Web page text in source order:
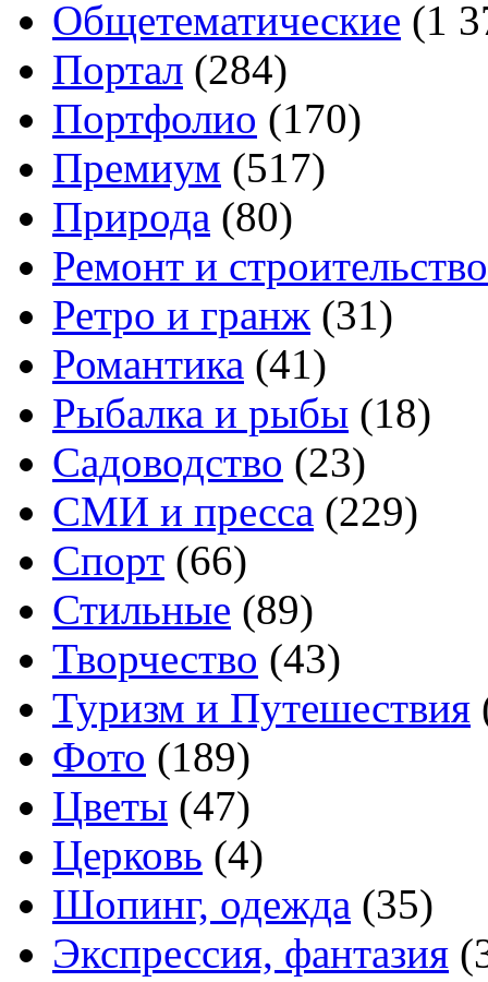
Общетематические (1
Портал (284)
Портфолио (170)
Премиум (517)
Природа (80)
Ремонт и строительство
Ретро и гранж (31)
Романтика (41)
Рыбалка и рыбы (18)
Садоводство (23)
СМИ и пресса (229)
Спорт (66)
Стильные (89)
Творчество (43)
Туризм и Путешествия
Фото (189)
Цветы (47)
Церковь (4)
Шопинг, одежда (35)
Экспрессия, фантазия